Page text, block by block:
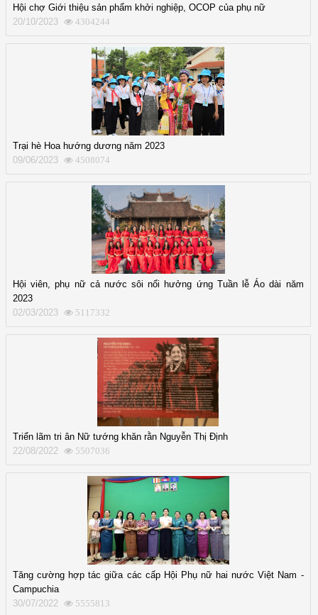
Hội chợ Giới thiệu sản phẩm khởi nghiệp, OCOP của phụ nữ
20/10/2023
4304244
Trại hè Hoa hướng dương năm 2023
09/06/2023
4508074
Hội viên, phụ nữ cả nước sôi nổi hưởng ứng Tuần lễ Áo dài năm
2023
02/03/2023
5117332
Triển lãm tri ân Nữ tướng khăn rằn Nguyễn Thị Định
22/08/2022
5507036
Tăng cường hợp tác giữa các cấp Hội Phụ nữ hai nước Việt Nam -
Campuchia
30/07/2022
5555813